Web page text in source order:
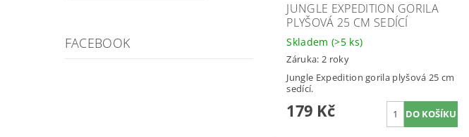
FACEBOOK
JUNGLE EXPEDITION GORILA
PLYŠOVÁ 25 CM SEDÍCÍ
Skladem (>5 ks)
Záruka: 2 roky
Jungle Expedition gorila plyšová 25 cm
sedící.
179 Kč